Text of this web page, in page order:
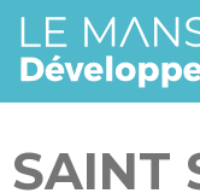
SAINT